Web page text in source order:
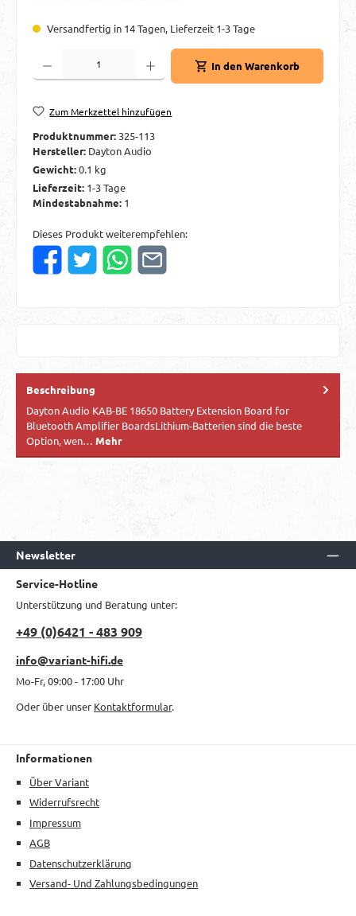
Versandfertig in 14 Tagen, Lieferzeit 1-3 Tage
Produkt Anzahl: Gib den gewünschten Wert ein oder benutze die Schaltflächen
In den Warenkorb
Zum Merkzettel hinzufügen
Produktnummer:325-113
Hersteller: Dayton Audio
Gewicht:0.1 kg
Lieferzeit: 1-3 Tage
Mindestabnahme: 1
Dieses Produkt weiterempfehlen:
Beschreibung
Dayton Audio KAB-BE 18650 Battery Extension Board for
Bluetooth Amplifier BoardsLithium-Batterien sind die beste
Option, wen… Mehr
Newsletter
Service-Hotline
Unterstützung und Beratung unter:
+49 (0)6421 - 483 909
info@variant-hifi.de
Mo-Fr, 09:00 - 17:00 Uhr
Oder über unser Kontaktformular.
Informationen
Über Variant
Widerrufsrecht
Impressum
AGB
Datenschutzerklärung
Versand- Und Zahlungsbedingungen